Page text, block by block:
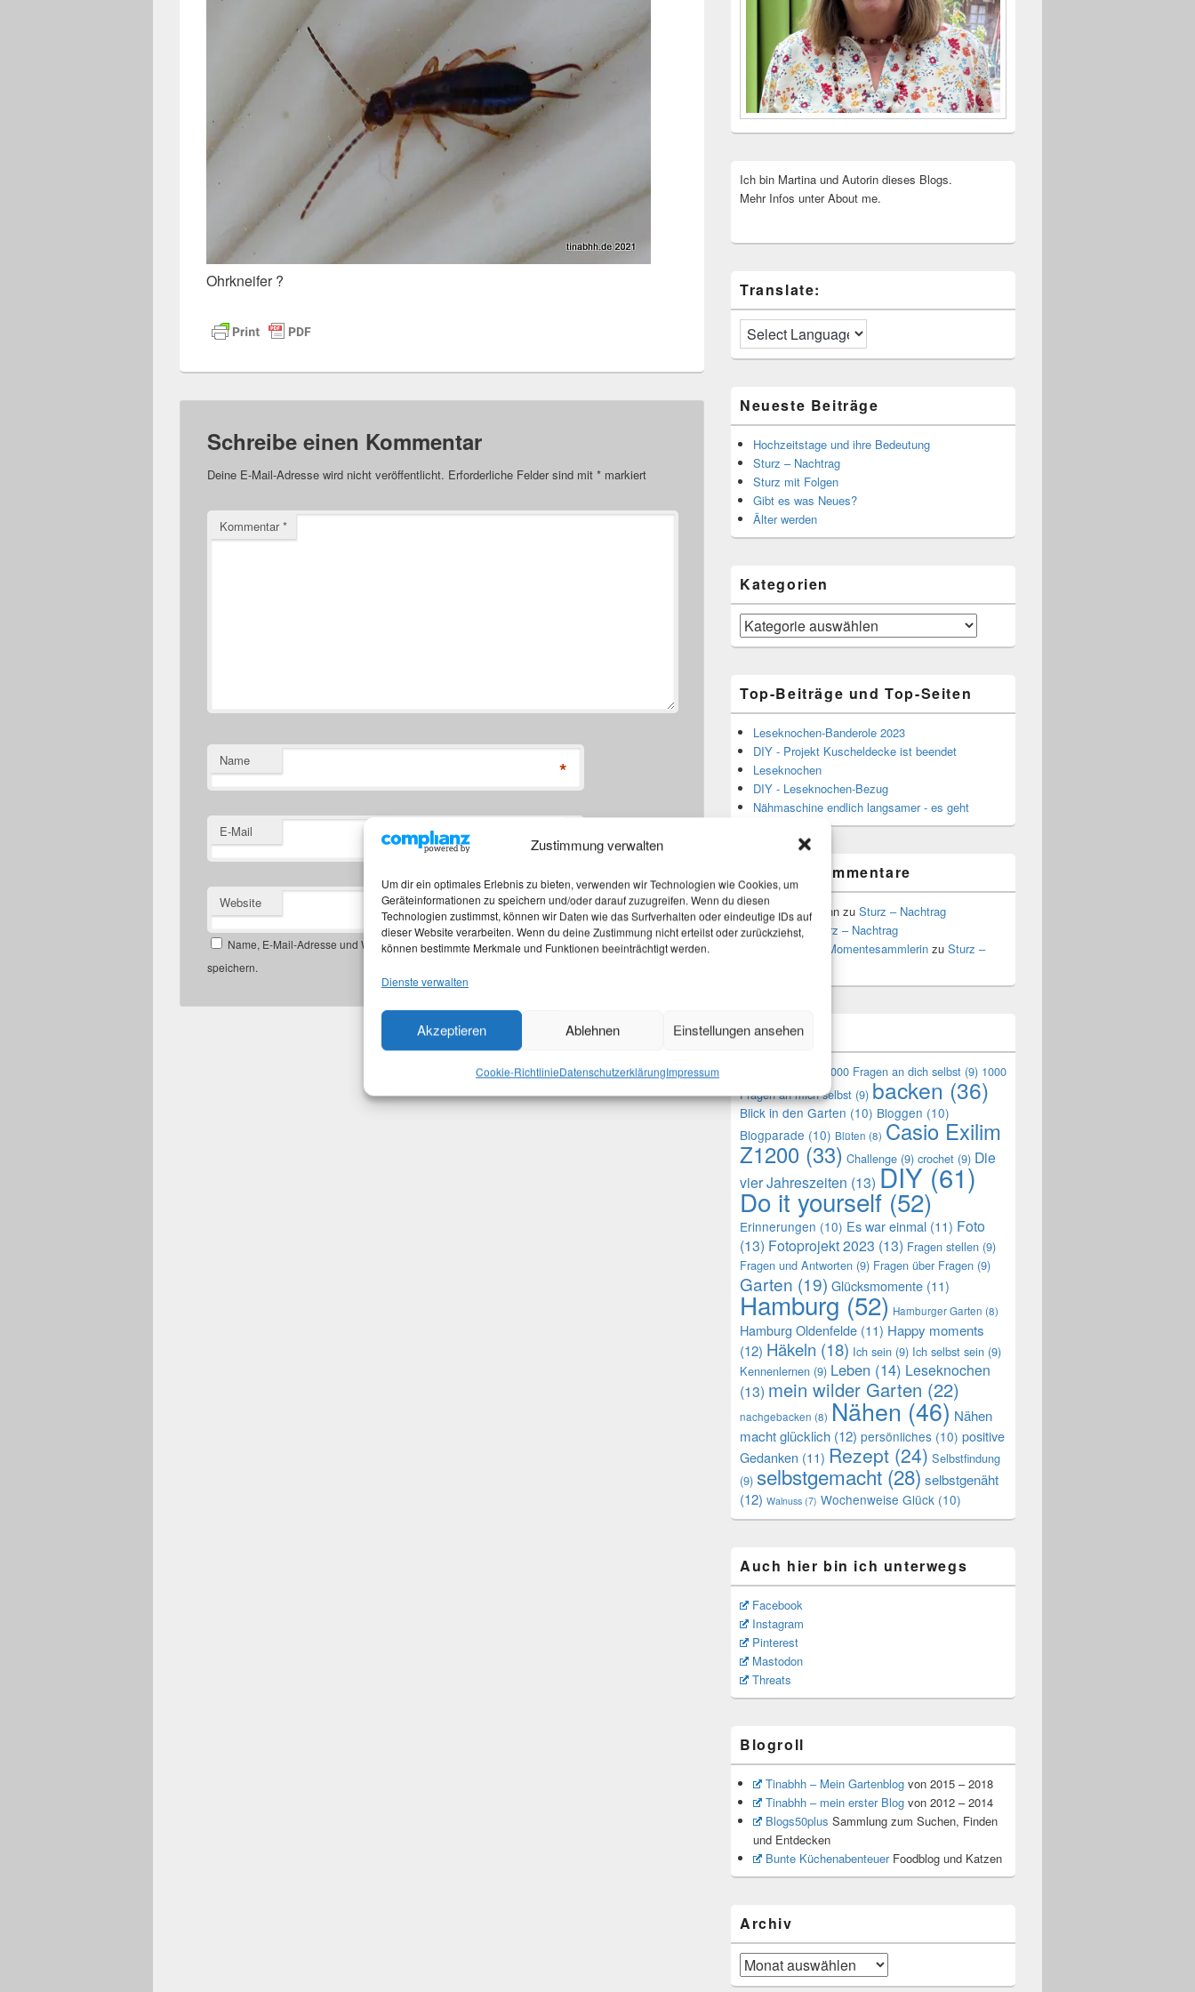
Zustimmung verwalten
Um dir ein optimales Erlebnis zu bieten, verwenden wir Technologien wie Cookies, um
Geräteinformationen zu speichern und/oder darauf zuzugreifen. Wenn du diesen
Technologien zustimmst, können wir Daten wie das Surfverhalten oder eindeutige IDs auf
dieser Website verarbeiten. Wenn du deine Zustimmung nicht erteilst oder zurückziehst,
können bestimmte Merkmale und Funktionen beeinträchtigt werden.
Dienste verwalten
Akzeptieren Ablehnen Einstellungen ansehen
Cookie-RichtlinieDatenschutzerklärungImpressum
Ohrkneifer ?
Schreibe einen Kommentar
Deine E-Mail-Adresse wird nicht veröffentlicht. Erforderliche Felder sind mit * markiert
Kommentar*
Name *
E-Mail *
Website
Name, E-Mail-Adresse und Website in diesem Browser für meinen nächsten Kommentar
speichern.
Ich bin Martina und Autorin dieses Blogs.
Mehr Infos unter About me.
Translate:
Neueste Beiträge
Hochzeitstage und ihre Bedeutung
Sturz – Nachtrag
Sturz mit Folgen
Gibt es was Neues?
Älter werden
Kategorien
Kategorien
Top-Beiträge und Top-Seiten
Leseknochen-Banderole 2023
DIY - Projekt Kuscheldecke ist beendet
Leseknochen
DIY - Leseknochen-Bezug
Nähmaschine endlich langsamer - es geht
Neueste Kommentare
Stefan Hoffmann zu Sturz – Nachtrag
Martinazu
Sturz – Nachtrag
Martha, die Momentesammlerinzu Sturz –
Themen
1000 Fragen an dich selbst (9) 1000
Fragen an mich selbst (9) backen (36)
Blick in den Garten (10) Bloggen (10)
Blogparade (10) Blüten (8) Casio Exilim
Z1200 (33) Challenge (9) crochet (9) Die
vier Jahreszeiten (13) DIY(61)
Do it yourself (52)
Erinnerungen (10) Es war einmal (11) Foto
(13) Fotoprojekt 2023 (13) Fragen stellen (9)
Fragen und Antworten (9) Fragen über Fragen (9)
Garten (19) Glücksmomente (11)
Hamburg (52) Hamburger Garten (8)
Hamburg Oldenfelde (11) Happy moments
(12) Häkeln (18) Ich sein (9) Ich selbst sein (9)
Kennenlernen (9) Leben (14) Leseknochen
(13) mein wilder Garten (22)
nachgebacken (8) Nähen (46) Nähen
macht glücklich (12) persönliches (10) positive
Gedanken (11) Rezept (24) Selbstfindung
(9) selbstgemacht (28) selbstgenäht
(12) Walnuss (7) Wochenweise Glück (10)
Auch hier bin ich unterwegs
Facebook
Instagram
Pinterest
Mastodon
Threats
Blogroll
Tinabhh – Mein Gartenblogvon 2015 – 2018
Tinabhh – mein erster Blogvon 2012 – 2014
Blogs50plus Sammlung zum Suchen, Finden
und Entdecken
Bunte KüchenabenteuerFoodblog und Katzen
Archiv
Archiv